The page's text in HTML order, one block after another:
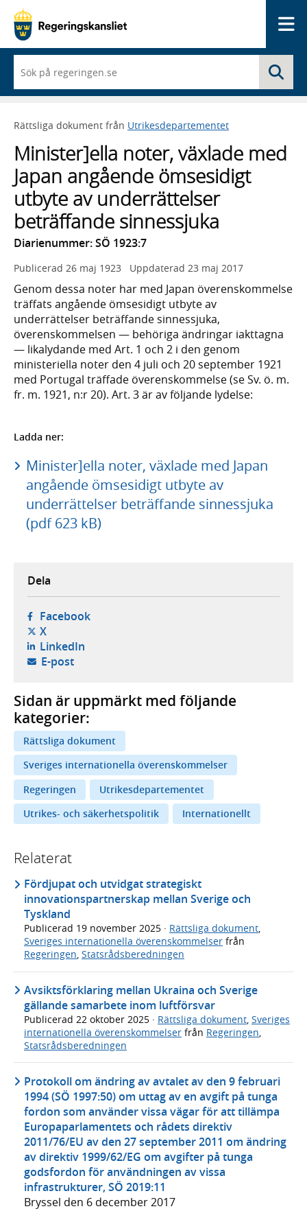
du
börjar
skriva
framträder
lista
med
sökförslag
Rättsliga dokument från Utrikesdepartementet
Minister]ella noter, växlade med
Japan angående ömsesidigt
utbyte av underrättelser
beträffande sinnessjuka
Diarienummer: SÖ 1923:7
Publicerad 26 maj 1923 Uppdaterad 23 maj 2017
Genom dessa noter har med Japan överenskommelse
träffats angående ömsesidigt utbyte av
underrättelser beträffande sinnessjuka,
överenskommelsen — behöriga ändringar iakttagna
— likalydande med Art. 1 och 2 i den genom
ministeriella noter den 4 juli och 20 september 1921
med Portugal träffade överenskommelse (se Sv. ö. m.
fr. m. 1921, n:r 20). Art. 3 är av följande lydelse:
Ladda ner:
Minister]ella noter, växlade med Japan
angående ömsesidigt utbyte av
underrättelser beträffande sinnessjuka
(pdf 623 kB)
Dela
Facebook- öppnas i ny flik, extern webbplats,
X- öppnas i ny flik, extern webbplats,
LinkedIn- öppnas i ny flik, extern webbplats,
E-post- öppnar din e-postklient,
Sidan är uppmärkt med följande
kategorier:
Rättsliga dokument
Sveriges internationella överenskommelser
Regeringen
Utrikesdepartementet
Utrikes- och säkerhetspolitik
Internationellt
Relaterat
Fördjupat och utvidgat strategiskt
innovationspartnerskap mellan Sverige och
Tyskland
Publicerad 19 november 2025 · Rättsliga dokument,
Sveriges internationella överenskommelser från
Regeringen, Statsrådsberedningen
Avsiktsförklaring mellan Ukraina och Sverige
gällande samarbete inom luftförsvar
Publicerad 22 oktober 2025 · Rättsliga dokument, Sveriges
internationella överenskommelser från Regeringen,
Statsrådsberedningen
Protokoll om ändring av avtalet av den 9 februari
1994 (SÖ 1997:50) om uttag av en avgift på tunga
fordon som använder vissa vägar för att tillämpa
Europaparlamentets och rådets direktiv
2011/76/EU av den 27 september 2011 om ändring
av direktiv 1999/62/EG om avgifter på tunga
godsfordon för användningen av vissa
infrastrukturer, SÖ 2019:11
Bryssel den 6 december 2017